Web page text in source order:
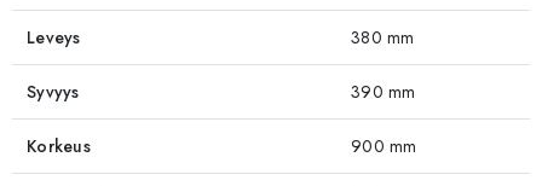
Leveys 380 mm
Syvyys 390 mm
Korkeus 900 mm